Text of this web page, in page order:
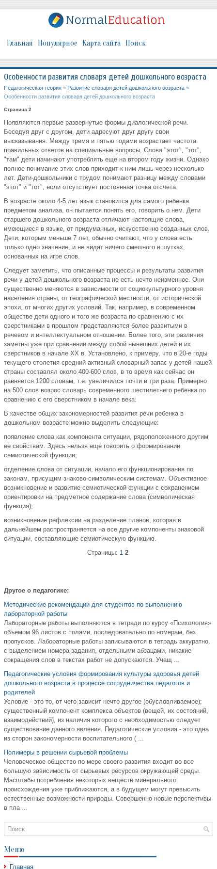
Главная Популярное Карта сайта Поиск
Особенности развития словаря детей дошкольного возраста
Педагогическая теория » Развитие словаря детей дошкольного возраста »
Особенности развития словаря детей дошкольного возраста
Страница 2
Появляются первые развернутые формы диалогической речи.
Беседуя друг с другом, дети адресуют друг другу свои
высказывания. Между тремя и пятью годами возрастает частота
правильных ответов на специальные вопросы. Слова "этот", "тот",
"там" дети начинают употреблять еще на втором году жизни. Однако
полное понимание этих слов приходит к ним лишь через несколько
лет. Дети-дошкольники с трудом понимают разницу между словами
"этот" и "тот", если отсутствует постоянная точка отсчета.
В возрасте около 4-5 лет язык становится для самого ребенка
предметом анализа, он пытается понять его, говорить о нем. Дети
старшего дошкольного возраста отличают настоящие слова,
имеющиеся в языке, от придуманных, искусственно созданных слов.
Дети, которым меньше 7 лет, обычно считают, что у слова есть
только одно значение, и не видят ничего смешного в шутках,
основанных на игре слов.
Следует заметить, что описанные процессы и результаты развития
речи у детей дошкольного возраста не есть нечто неизменное. Они
существенно меняются в зависимости от социокультурного уровня
населения страны, от географической местности, от исторической
эпохи, от многих других условий. Так, например, в современном
обществе дети одного и того же возраста по сравнению с их
сверстниками в прошлом представляются более развитыми в
речевом и интеллектуальном отношении. Более того, эти различия
заметны уже при сравнении между собой нынешних детей и их
сверстников в начале XX в. Установлено, к примеру, что в 20-е годы
текущего столетия средний активный словарный запас у детей нашей
страны составлял около 400-600 слов, в то время как сейчас он
равняется 1200 словам, т.е. увеличился почти в три раза. Примерно
на 500 слов возрос словарь современного шестилетнего ребенка по
сравнению с его сверстником в начале века.
В качестве общих закономерностей развития речи ребенка в
дошкольном возрасте можно выделить следующие:
появление слова как компонента ситуации, рядоположенного другим
ее свойствам. Здесь нельзя еще говорить о формировании
семиотической функции;
отделение слова от ситуации, начало его функционирования по
законам, присущим знаково-символическим системам. Объективное
возникновение и развитие семиотической функции с сохранением
ориентировки на предметное содержание слова (символическая
функция);
возникновение рефлексии на разделение планов, которая в
дальнейшем распространяется на все другие компоненты знаковой
ситуации, составляющие семиотическую функцию.
Страницы: 1 2
Другое о педагогике:
Методические рекомендации для студентов по выполнению
лабораторной работы
Лабораторные работы выполняются в тетради по курсу «Психология»
объемом 96 листов с полями, последовательно по номерам, без
пропусков. Лабораторные работы записываются в тетрадь аккуратно,
с выделением номера задания, отдельными абзацами, никакие
сокращения слов в текстах работ не допускаются. Учащ ...
Педагогические условия формирования культуры здоровья детей
дошкольного возраста в процессе сотрудничества педагогов и
родителей
Условие - это то, от чего зависит нечто другое (обусловливаемое);
существенный компонент комплекса объектов (вещей, их состояний,
взаимодействий), из наличия которого с необходимостью следует
существование данного явления. Педагогические условия - это одна
из сторон закономерности воспитательного ( ...
Полимеры в решении сырьевой проблемы
Человеческое общество по мере своего развития входит во все
большую зависимость от сырьевых ресурсов окружающей среды.
Масштабы потребления некоторых веществ минерального
происхождения уже приближаются, а в будущем могут превысить
естественные возможности природы. Совершенно новые перспективы
в пла ...
Меню
Главная